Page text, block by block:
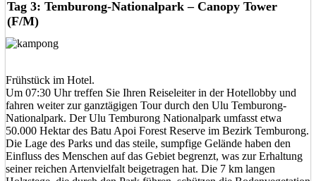
Tag 3: Temburong-Nationalpark – Canopy Tower
(F/M)
Frühstück im Hotel.
Um 07:30 Uhr treffen Sie Ihren Reiseleiter in der Hotellobby und
fahren weiter zur ganztägigen Tour durch den Ulu Temburong-
Nationalpark. Der Ulu Temburong Nationalpark umfasst etwa
50.000 Hektar des Batu Apoi Forest Reserve im Bezirk Temburong.
Die Lage des Parks und das steile, sumpfige Gelände haben den
Einfluss des Menschen auf das Gebiet begrenzt, was zur Erhaltung
seiner reichen Artenvielfalt beigetragen hat. Die 7 km langen